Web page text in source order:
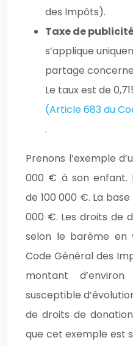
des Impôts).
Taxe de
s’applique
partage
Le taux est de
(Article 683 du
.
Prenons l’exemple
000 € à son enfant.
de 100 000 €. La
000 €. Les droits de
selon le barème en
Code Général des
montant
susceptible
de droits de
que cet exemple est